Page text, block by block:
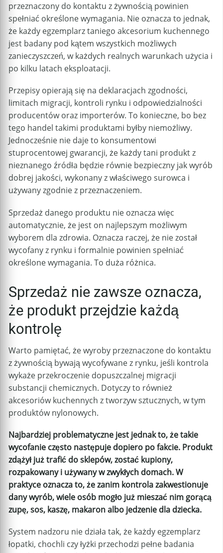
przeznaczony do kontaktu z żywnością powinien
spełniać określone wymagania. Nie oznacza to jednak,
że każdy egzemplarz taniego akcesorium kuchennego
jest badany pod kątem wszystkich możliwych
zanieczyszczeń, w każdych realnych warunkach użycia i
po kilku latach eksploatacji.
Przepisy opierają się na deklaracjach zgodności,
limitach migracji, kontroli rynku i odpowiedzialności
producentów oraz importerów. To konieczne, bo bez
tego handel takimi produktami byłby niemożliwy.
Jednocześnie nie daje to konsumentowi
stuprocentowej gwarancji, że każdy tani produkt z
nieznanego źródła będzie równie bezpieczny jak wyrób
dobrej jakości, wykonany z właściwego surowca i
używany zgodnie z przeznaczeniem.
Sprzedaż danego produktu nie oznacza więc
automatycznie, że jest on najlepszym możliwym
wyborem dla zdrowia. Oznacza raczej, że nie został
wycofany z rynku i formalnie powinien spełniać
określone wymagania. To duża różnica.
Sprzedaż nie zawsze oznacza,
że produkt przejdzie każdą
kontrolę
Warto pamiętać, że wyroby przeznaczone do kontaktu
z żywnością bywają wycofywane z rynku, jeśli kontrola
wykaże przekroczenie dopuszczalnej migracji
substancji chemicznych. Dotyczy to również
akcesoriów kuchennych z tworzyw sztucznych, w tym
produktów nylonowych.
Najbardziej problematyczne jest jednak to, że takie
wycofanie często następuje dopiero po fakcie. Produkt
zdążył już trafić do sklepów, zostać kupiony,
rozpakowany i używany w zwykłych domach. W
praktyce oznacza to, że zanim kontrola zakwestionuje
dany wyrób, wiele osób mogło już mieszać nim gorącą
zupę, sos, kaszę, makaron albo jedzenie dla dziecka.
System nadzoru nie działa tak, że każdy egzemplarz
łopatki, chochli czy łyżki przechodzi pełne badania